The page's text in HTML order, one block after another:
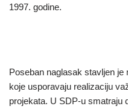
1997. godine.
Poseban naglasak stavljen je
koje usporavaju realizaciju
projekata. U SDP-u smatraju